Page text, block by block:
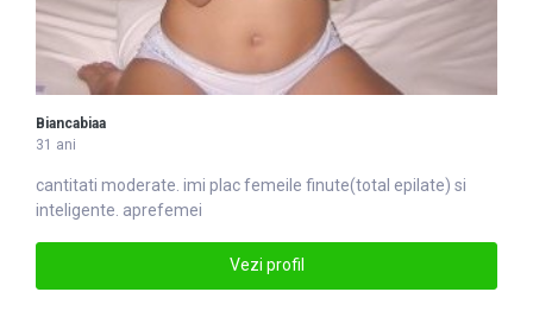
Biancabiaa
31 ani
cantitati moderate. imi placfemei le finute(total epilate) si
inteligente. aprefemei
Vezi profil